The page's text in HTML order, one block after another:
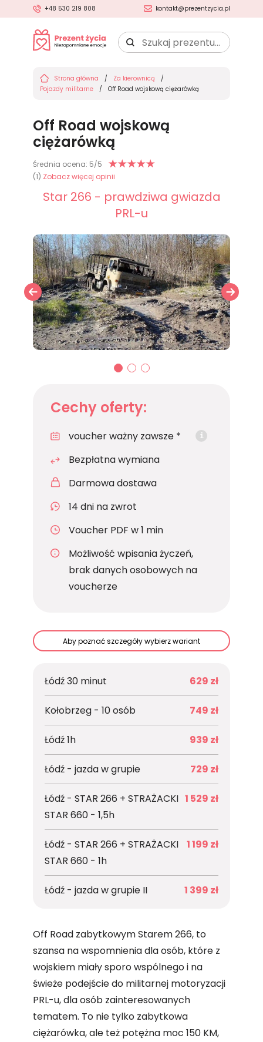
+48 530 219 808 kontakt@prezentzycia.pl
Szukaj
prezentu:
Strona główna
Za kierownicą
Pojazdy militarne
Off Road wojskową ciężarówką
Off Road wojskową
ciężarówką
Średnia ocena: 5/5
(1) Zobacz więcej opinii
Star 266 - prawdziwa gwiazda
PRL-u
01 02 03
Cechy oferty:
voucher ważny zawsze * i
Bezpłatna wymiana
Darmowa dostawa
14 dni na zwrot
Voucher PDF w 1 min
Możliwość wpisania życzeń,
brak danych osobowych na
voucherze
Aby poznać szczegóły wybierz wariant
Łódź 30 minut 629 zł
Kołobrzeg - 10 osób 749 zł
Łódź 1h 939 zł
Łódź - jazda w grupie 729 zł
Łódź - STAR 266 + STRAŻACKI
STAR 660 - 1,5h
1 529 zł
Łódź - STAR 266 + STRAŻACKI
STAR 660 - 1h
1 199 zł
Łódź - jazda w grupie II 1 399 zł
Off Road zabytkowym Starem 266, to
szansa na wspomnienia dla osób, które z
wojskiem miały sporo wspólnego i na
świeże podejście do militarnej motoryzacji
PRL-u, dla osób zainteresowanych
tematem. To nie tylko zabytkowa
ciężarówka, ale też potężna moc 150 KM,